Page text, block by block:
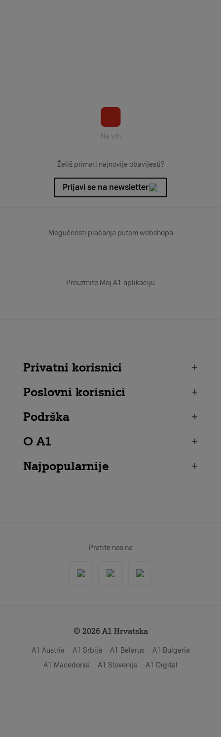
Na vrh
Želiš primati najnovije obavijesti?
Prijavi se na newsletter
Mogućnosti plaćanja putem webshopa
Preuzmite Moj A1 aplikaciju
Privatni korisnici
+
Poslovni korisnici
+
Podrška
+
O A1
+
Najpopularnije
+
Pratite nas na
© 2026 A1 Hrvatska
A1 Austria A1 Srbija A1 Belarus
A1 Bulgaria
A1 Macedonia
A1 Slovenija A1 Digital